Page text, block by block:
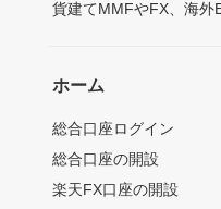
貨建てMMFやFX、海外
ホーム
総合口座ログイン
総合口座の開設
楽天FX口座の開設